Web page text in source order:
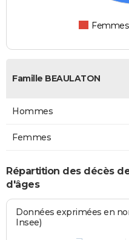
Femmes
Famille BEAULATON
Hommes
Femmes
Répartition des décès
d'âges
Données exprimées en
Insee)